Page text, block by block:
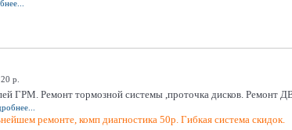
р.
ГРМ. Ремонт тормозной системы ,проточка дисков.
ремонте, комп диагностика 50р. Гибкая система скидок.